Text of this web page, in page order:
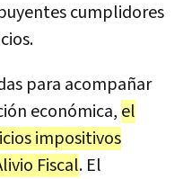
cumplidores
para acompañar
económica, el
impositivos
Fiscal. El